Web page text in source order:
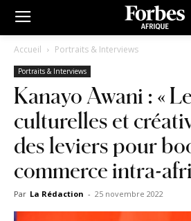
Accueil Portraits & Interviews
Portraits & Interviews
Kanayo Awani : «
culturelles et
des leviers pour
commerce intra-
Par La Rédaction - 25 novembre 2022